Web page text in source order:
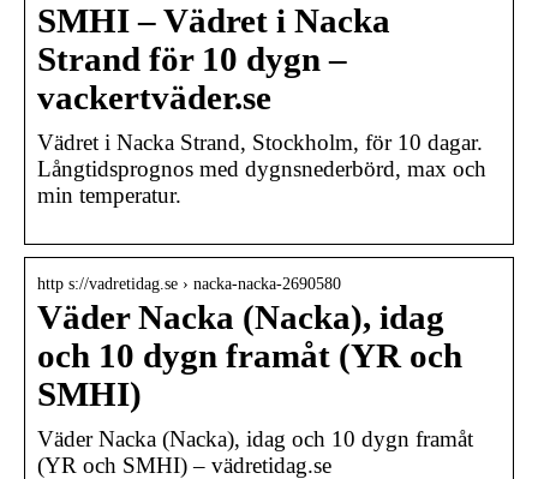
SMHI – Vädret i Nacka
Strand för 10 dygn –
vackertväder.se
Vädret i Nacka Strand, Stockholm, för 10 dagar.
Långtidsprognos med dygnsnederbörd, max och
min temperatur.
http s://vadretidag.se › nacka-nacka-2690580
Väder Nacka (Nacka), idag
och 10 dygn framåt (YR och
SMHI)
Väder Nacka (Nacka), idag och 10 dygn framåt
(YR och SMHI) – vädretidag.se